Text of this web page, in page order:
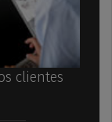
clientes